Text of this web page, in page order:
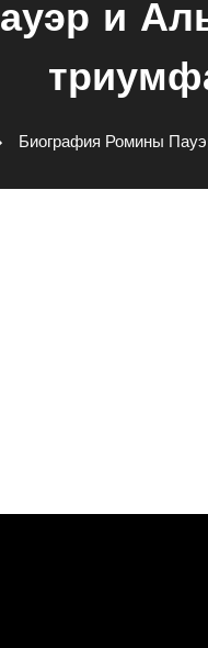
и
Биография Ромины